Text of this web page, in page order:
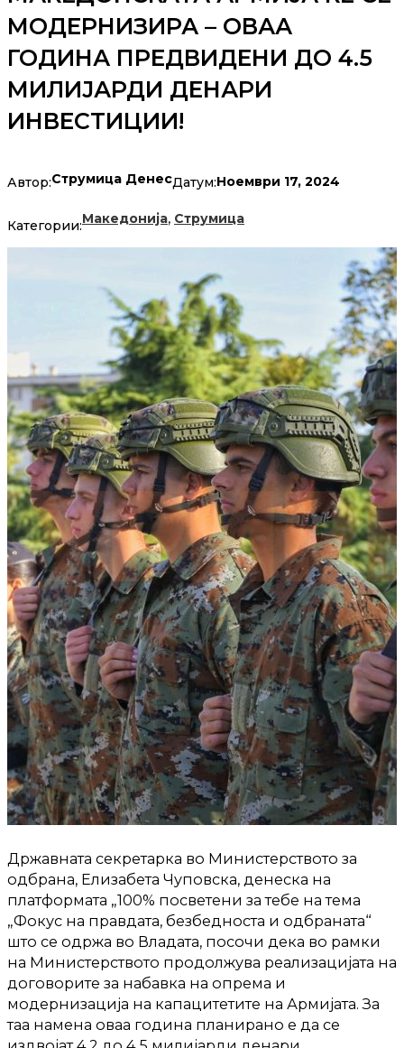
МОДЕРНИЗИРА – ОВАА
ГОДИНА ПРЕДВИДЕНИ ДО 4.5
МИЛИЈАРДИ ДЕНАРИ
ИНВЕСТИЦИИ!
Автор:Струмица ДенесДатум:Ноември 17, 2024
Категории:Македонија, Струмица
Државната секретарка во Министерството за
одбрана, Елизабета Чуповска, денеска на
платформата „100% посветени за тебе на тема
„Фокус на правдата, безбедноста и одбраната“
што се одржа во Владата, посочи дека во рамки
на Министерството продолжува реализацијата на
договорите за набавка на опрема и
модернизација на капацитетите на Армијата. За
таа намена оваа година планирано е да се